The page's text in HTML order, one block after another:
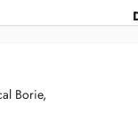
Borie,